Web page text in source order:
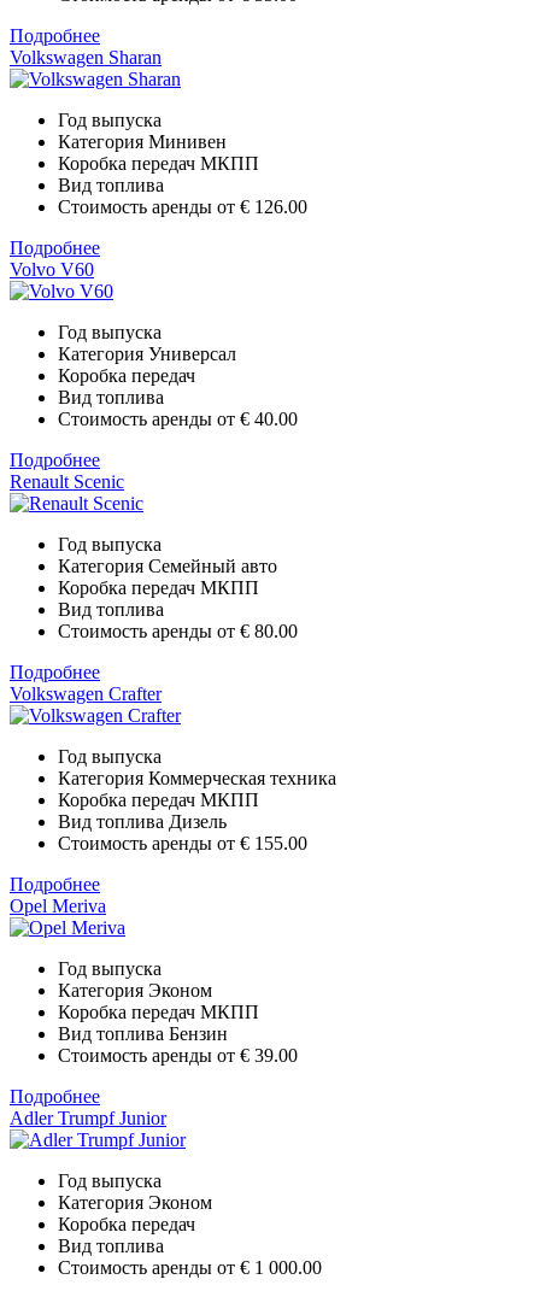
Подробнее
Volkswagen Sharan
Год выпуска
Категория Минивен
Коробка передач МКПП
Вид топлива
Стоимость аренды от € 126.00
Подробнее
Volvo V60
Год выпуска
Категория Универсал
Коробка передач
Вид топлива
Стоимость аренды от € 40.00
Подробнее
Renault Scenic
Год выпуска
Категория Семейный авто
Коробка передач МКПП
Вид топлива
Стоимость аренды от € 80.00
Подробнее
Volkswagen Crafter
Год выпуска
Категория Коммерческая техника
Коробка передач МКПП
Вид топлива Дизель
Стоимость аренды от € 155.00
Подробнее
Opel Meriva
Год выпуска
Категория Эконом
Коробка передач МКПП
Вид топлива Бензин
Стоимость аренды от € 39.00
Подробнее
Adler Trumpf Junior
Год выпуска
Категория Эконом
Коробка передач
Вид топлива
Стоимость аренды от € 1 000.00